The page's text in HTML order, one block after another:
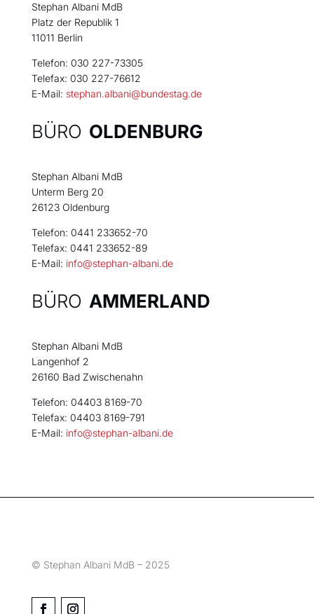
Stephan Albani MdB
Platz der Republik 1
11011 Berlin
Telefon: 030 227-73305
Telefax: 030 227-76612
E-Mail: stephan.albani@bundestag.de
BÜRO OLDENBURG
Stephan Albani MdB
Unterm Berg 20
26123 Oldenburg
Telefon: 0441 233652-70
Telefax: 0441 233652-89
E-Mail: info@stephan-albani.de
BÜRO AMMERLAND
Stephan Albani MdB
Langenhof 2
26160 Bad Zwischenahn
Telefon: 04403 8169-70
Telefax: 04403 8169-791
E-Mail: info@stephan-albani.de
© Stephan Albani MdB – 2025